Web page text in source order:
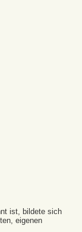
ist, bildete sich
eigenen